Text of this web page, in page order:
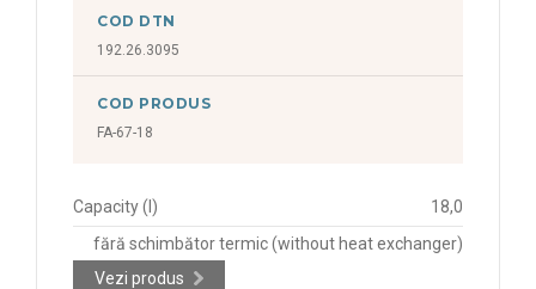
COD DTN
192.26.3095
COD PRODUS
FA-67-18
Capacity (l)
18,0
fără schimbător termic (without heat exchanger)
Vezi produs